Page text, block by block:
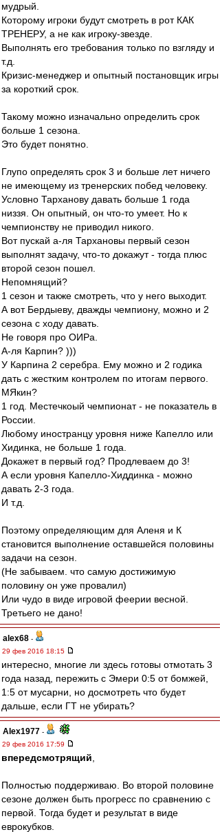
мудрый.
Которому игроки будут смотреть в рот КАК
ТРЕНЕРУ, а не как игроку-звезде.
Выполнять его требования только по взгляду и
т.д.
Кризис-менеджер и опытный постановщик игры
за короткий срок.
Такому можно изначально определить срок
больше 1 сезона.
Это будет понятно.
Глупо определять срок 3 и больше лет ничего
не имеющему из тренерских побед человеку.
Условно Тарханову давать больше 1 года
низзя. Он опытный, он что-то умеет. Но к
чемпионству не приводил никого.
Вот пускай а-ля Тархановы первый сезон
выполнят задачу, что-то докажут - тогда плюс
второй сезон пошел.
Непомнящий?
1 сезон и также смотреть, что у него выходит.
А вот Бердыеву, дважды чемпиону, можно и 2
сезона с ходу давать.
Не говоря про ОИРа.
А-ля Карпин? )))
У Карпина 2 серебра. Ему можно и 2 годика
дать с жестким контролем по итогам первого.
МЯкин?
1 год. Местечкоый чемпионат - не показатель в
России.
Любому иностранцу уровня ниже Капелло или
Хидинка, не больше 1 года.
Докажет в первый год? Продлеваем до 3!
А если уровня Капелло-Хиддинка - можно
давать 2-3 года.
И т.д.
Поэтому определяющим для Аленя и К
становится выполнение оставшейся половины
задачи на сезон.
(Не забываем. что самую достижимую
половину он уже провалил)
Или чудо в виде игровой феерии весной.
Третьего не дано!
alex68 -
29 фев 2016 18:15
интересно, многие ли здесь готовы отмотать 3
года назад, пережить с Эмери 0:5 от бомжей,
1:5 от мусарни, но досмотреть что будет
дальше, если ГТ не убирать?
Alex1977 -
29 фев 2016 17:59
впередсмотрящий
Полностью поддерживаю. Во второй половине
сезоне должен быть прогресс по сравнению с
первой. Тогда будет и результат в виде
еврокубков.